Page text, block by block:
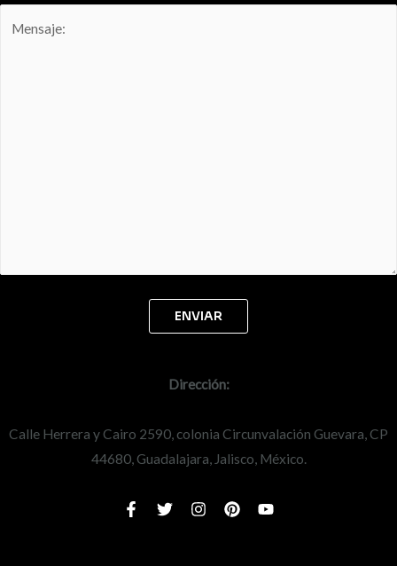
Dirección:
Calle Herrera y Cairo 2590, colonia Circunvalación Guevara, CP
44680, Guadalajara, Jalisco, México.